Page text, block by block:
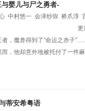
婴儿与尸之勇者-
中村悠一 会泽纱弥 桥爪淳
更
者，魔兽得到了“命运之赤子
而，他却意外地被托付了一
蒂安希粤语